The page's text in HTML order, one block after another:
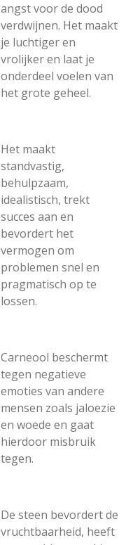
angst voor de dood
verdwijnen. Het maakt
je luchtiger en
vrolijker en laat je
onderdeel voelen van
het grote geheel.
Het maakt
standvastig,
behulpzaam,
idealistisch, trekt
succes aan en
bevordert het
vermogen om
problemen snel en
pragmatisch op te
lossen.
Carneool beschermt
tegen negatieve
emoties van andere
mensen zoals jaloezie
en woede en gaat
hierdoor misbruik
tegen.
De steen bevordert de
vruchtbaarheid, heeft